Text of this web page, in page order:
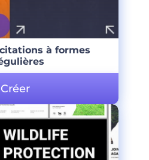
à formes
Créer